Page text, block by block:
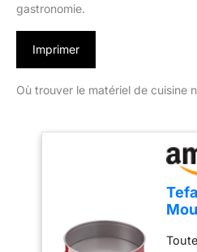
gastronomie.
Imprimer
Où trouver le matériel de cuisine
-